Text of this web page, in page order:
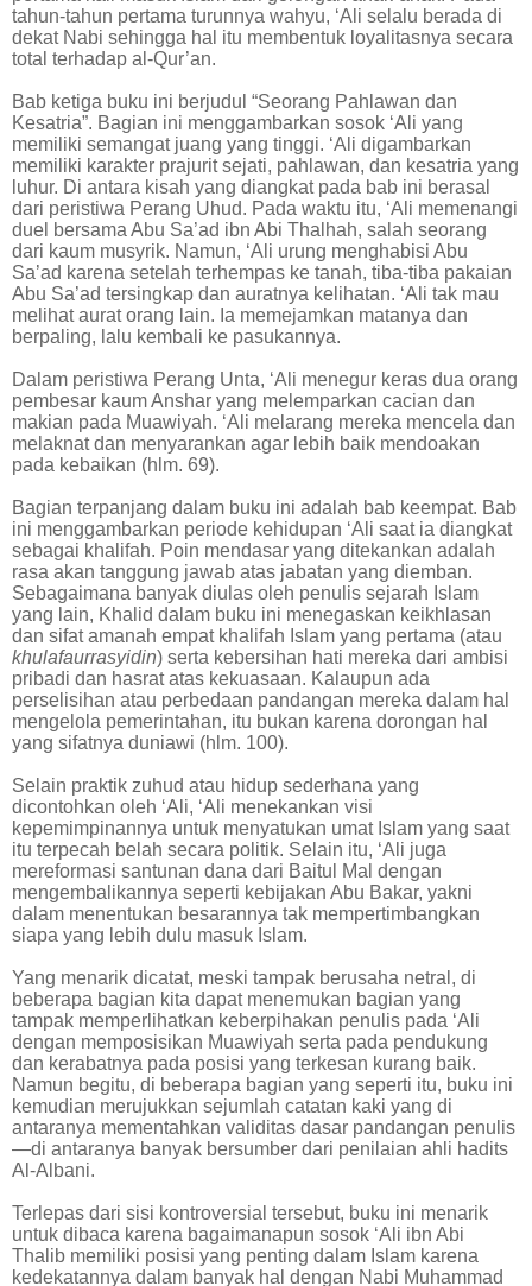
tahun-tahun pertama turunnya wahyu, ‘Ali selalu berada di
dekat Nabi sehingga hal itu membentuk loyalitasnya secara
total terhadap al-Qur’an.
Bab ketiga buku ini berjudul “Seorang Pahlawan dan
Kesatria”. Bagian ini menggambarkan sosok ‘Ali yang
memiliki semangat juang yang tinggi. ‘Ali digambarkan
memiliki karakter prajurit sejati, pahlawan, dan kesatria yang
luhur. Di antara kisah yang diangkat pada bab ini berasal
dari peristiwa Perang Uhud. Pada waktu itu, ‘Ali memenangi
duel bersama Abu Sa’ad ibn Abi Thalhah, salah seorang
dari kaum musyrik. Namun, ‘Ali urung menghabisi Abu
Sa’ad karena setelah terhempas ke tanah, tiba-tiba pakaian
Abu Sa’ad tersingkap dan auratnya kelihatan. ‘Ali tak mau
melihat aurat orang lain. Ia memejamkan matanya dan
berpaling, lalu kembali ke pasukannya.
Dalam peristiwa Perang Unta, ‘Ali menegur keras dua orang
pembesar kaum Anshar yang melemparkan cacian dan
makian pada Muawiyah. ‘Ali melarang mereka mencela dan
melaknat dan menyarankan agar lebih baik mendoakan
pada kebaikan (hlm. 69).
Bagian terpanjang dalam buku ini adalah bab keempat. Bab
ini menggambarkan periode kehidupan ‘Ali saat ia diangkat
sebagai khalifah. Poin mendasar yang ditekankan adalah
rasa akan tanggung jawab atas jabatan yang diemban.
Sebagaimana banyak diulas oleh penulis sejarah Islam
yang lain, Khalid dalam buku ini menegaskan keikhlasan
dan sifat amanah empat khalifah Islam yang pertama (atau
khulafaurrasyidin) serta kebersihan hati mereka dari ambisi
pribadi dan hasrat atas kekuasaan. Kalaupun ada
perselisihan atau perbedaan pandangan mereka dalam hal
mengelola pemerintahan, itu bukan karena dorongan hal
yang sifatnya duniawi (hlm. 100).
Selain praktik zuhud atau hidup sederhana yang
dicontohkan oleh ‘Ali, ‘Ali menekankan visi
kepemimpinannya untuk menyatukan umat Islam yang saat
itu terpecah belah secara politik. Selain itu, ‘Ali juga
mereformasi santunan dana dari Baitul Mal dengan
mengembalikannya seperti kebijakan Abu Bakar, yakni
dalam menentukan besarannya tak mempertimbangkan
siapa yang lebih dulu masuk Islam.
Yang menarik dicatat, meski tampak berusaha netral, di
beberapa bagian kita dapat menemukan bagian yang
tampak memperlihatkan keberpihakan penulis pada ‘Ali
dengan memposisikan Muawiyah serta pada pendukung
dan kerabatnya pada posisi yang terkesan kurang baik.
Namun begitu, di beberapa bagian yang seperti itu, buku ini
kemudian merujukkan sejumlah catatan kaki yang di
antaranya mementahkan validitas dasar pandangan penulis
—di antaranya banyak bersumber dari penilaian ahli hadits
Al-Albani.
Terlepas dari sisi kontroversial tersebut, buku ini menarik
untuk dibaca karena bagaimanapun sosok ‘Ali ibn Abi
Thalib memiliki posisi yang penting dalam Islam karena
kedekatannya dalam banyak hal dengan Nabi Muhammad